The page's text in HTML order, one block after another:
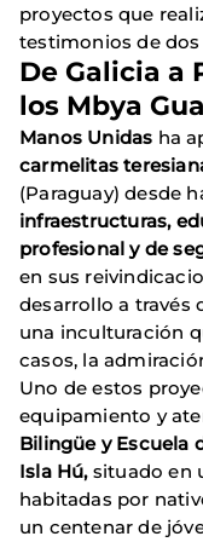
proyectos que
testimonios de
De Galicia a
los Mbya
Manos Unidas ha
carmelitas
(Paraguay) desde
infraestructuras,
profesional y de
en sus
desarrollo a través
una inculturación
casos, la
Uno de estos
equipamiento y
Bilingüe y Escuela
Isla Hú, situado en
habitadas por
un centenar de